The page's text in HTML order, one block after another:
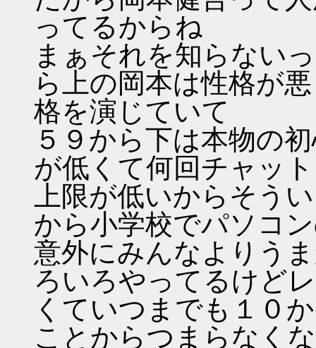
ってるからね
まぁそれを知らない
ら上の岡本は性格が
格を演じていて
５９から下は本物の
が低くて何回チャッ
上限が低いからそう
から小学校でパソコ
意外にみんなよりう
ろいろやってるけど
くていつまでも１０
ことからつまらなく